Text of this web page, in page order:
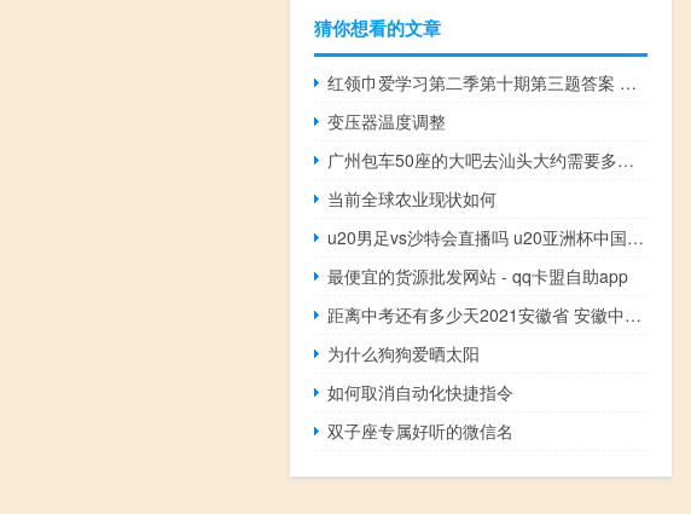
猜你想看的文章
红领巾爱学习第二季第十期第三题答案 红领巾爱学习第四季
变压器温度调整
广州包车50座的大吧去汕头大约需要多少钱 广州包车多少钱一天
当前全球农业现状如何
u20男足vs沙特会直播吗 u20亚洲杯中国vs沙特首发
最便宜的货源批发网站 - qq卡盟自助app
距离中考还有多少天2021安徽省 安徽中考数学试卷2022
为什么狗狗爱晒太阳
如何取消自动化快捷指令
双子座专属好听的微信名